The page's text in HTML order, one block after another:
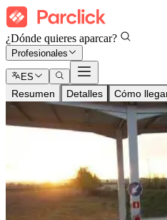
¿Dónde quieres aparcar?
Profesionales
ES
Resumen Detalles Cómo